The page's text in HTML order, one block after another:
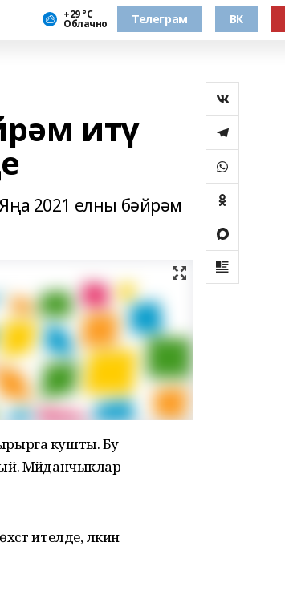
+29 °С
Облачно Телеграм ВК
итү
2021 елны бәйрәм
кушты. Бу
Мәйданчыклар
ителде, ләкин